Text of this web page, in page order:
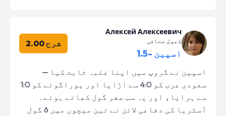
Алексей Алексеевич
کھیل صحافی
اسپین -1.5
شرح 2.00
اسپین نے گروپ میں اپنا غلبہ ثابت کیا —
سعودی عرب کو 4:0 سے اڑایا اور یوراگوئے کو 1:0
سے ہرایا، اور یہ سب صفر گول کھاتے ہوئے۔
آسٹریا کی دفاعی لائن نے تین میچوں میں 6 گول